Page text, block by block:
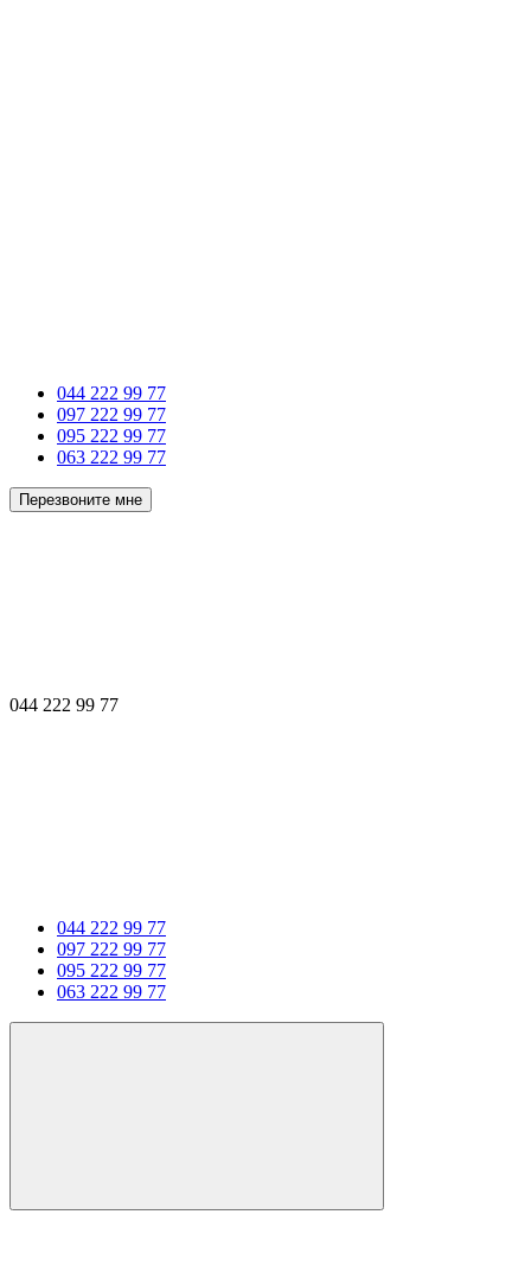
044 222 99 77
097 222 99 77
095 222 99 77
063 222 99 77
Перезвоните мне
044 222 99 77
044 222 99 77
097 222 99 77
095 222 99 77
063 222 99 77